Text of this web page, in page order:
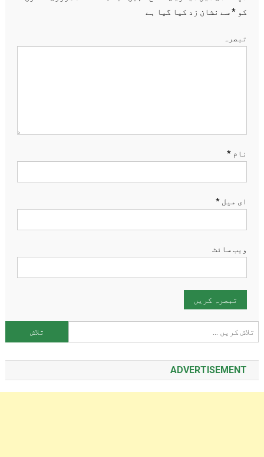
کو *سے نشان زد کیا گیا ہے
تبصرہ
نام *
ای میل *
ویب‌ سائٹ
تلاش کریں:
ADVERTISEMENT